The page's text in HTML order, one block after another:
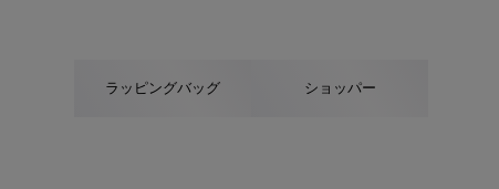
ラッピングバッグ ショッパー